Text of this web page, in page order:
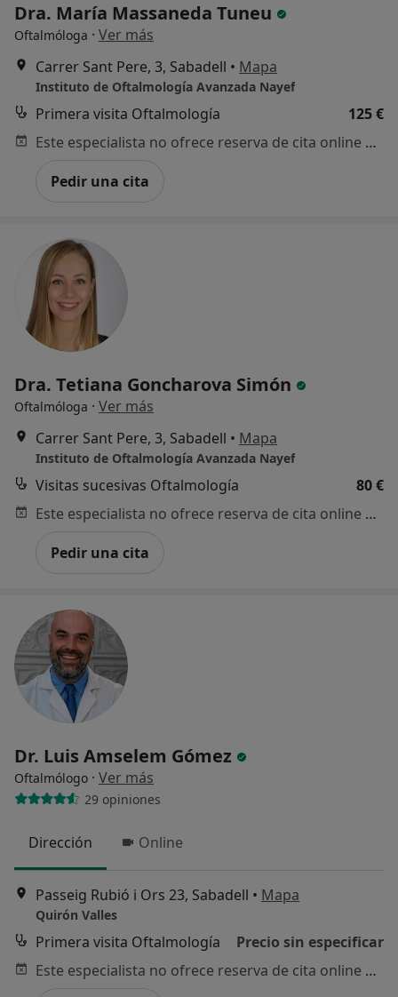
Dra. María Massaneda Tuneu
Oftalmóloga · Ver más
Carrer Sant Pere, 3, Sabadell • Mapa
Instituto de Oftalmología Avanzada Nayef
Primera visita Oftalmología
125 €
Este especialista no ofrece reserva de cita online en esta dirección.
Pedir una cita
Dra. Tetiana Goncharova Simón
Oftalmóloga · Ver más
Carrer Sant Pere, 3, Sabadell • Mapa
Instituto de Oftalmología Avanzada Nayef
Visitas sucesivas Oftalmología
80 €
Este especialista no ofrece reserva de cita online en esta dirección.
Pedir una cita
Dr. Luis Amselem Gómez
Oftalmólogo · Ver más
29 opiniones
Dirección Online
Passeig Rubió i Ors 23, Sabadell • Mapa
Quirón Valles
Primera visita Oftalmología
Precio sin especificar
Este especialista no ofrece reserva de cita online en esta dirección.